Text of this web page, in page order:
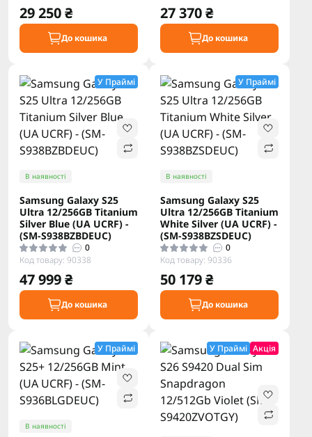
29 250 ₴
До кошика
27 370 ₴
До кошика
У Праймі
В наявності
Samsung Galaxy S25
Ultra 12/256GB Titanium
Silver Blue (UA UCRF) -
(SM-S938BZBDEUC)
0
Код товару: 90338
47 999 ₴
До кошика
У Праймі
В наявності
Samsung Galaxy S25
Ultra 12/256GB Titanium
White Silver (UA UCRF) -
(SM-S938BZSDEUC)
0
Код товару: 90336
50 179 ₴
До кошика
У Праймі
В наявності
У Праймі Акція